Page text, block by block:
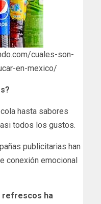
cuales-son-
en-mexico/
hasta sabores
todos los gustos.
publicitarias han
conexión emocional
refrescos ha